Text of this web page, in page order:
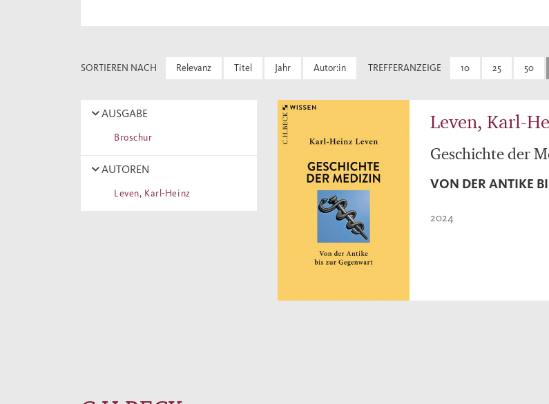
SORTIEREN NACH Relevanz Titel Jahr Autor:in TREFFERANZEIGE 10 25 50
AUSGABE
Broschur
AUTOREN
Leven, Karl-Heinz
Leven, Karl-
Geschichte der
VON DER ANTIKE
2024